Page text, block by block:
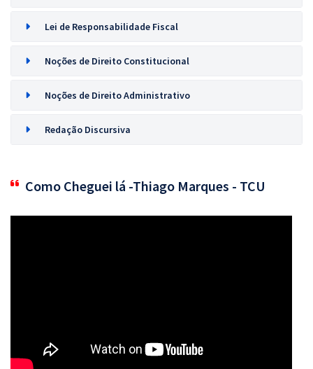
Lei de Responsabilidade Fiscal
Noções de Direito Constitucional
Noções de Direito Administrativo
Redação Discursiva
Como Cheguei lá -Thiago Marques - TCU